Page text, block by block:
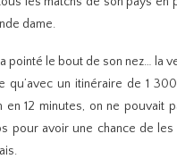
dame.
le bout de son nez… la
un itinéraire de 1
en 12 minutes, on ne pouvait
pour avoir une chance de